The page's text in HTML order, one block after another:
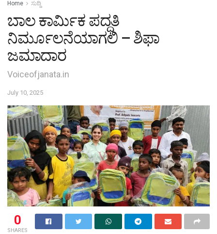
Home ಸುದ್ದಿ
ಬಾಲ ಕಾರ್ಮಿಕ ಪದ್ಧತಿ
ನಿರ್ಮೂಲನೆಯಾಗಲಿ – ಶಿಫಾ
ಜಮಾದಾರ
Voiceofjanata.in
July 10, 2025
0
SHARES